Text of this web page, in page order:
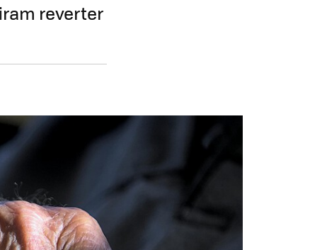
reverter